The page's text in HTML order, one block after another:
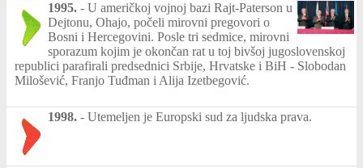
1995. - U američkoj vojnoj bazi Rajt-Paterson u
Dejtonu, Ohajo, počeli mirovni pregovori o
Bosni i Hercegovini. Posle tri sedmice, mirovni
sporazum kojim je okončan rat u toj bivšoj jugoslovenskoj
republici parafirali predsednici Srbije, Hrvatske i BiH - Slobodan
Milošević, Franjo Tuđman i Alija Izetbegović.
1998. - Utemeljen je Europski sud za ljudska prava.